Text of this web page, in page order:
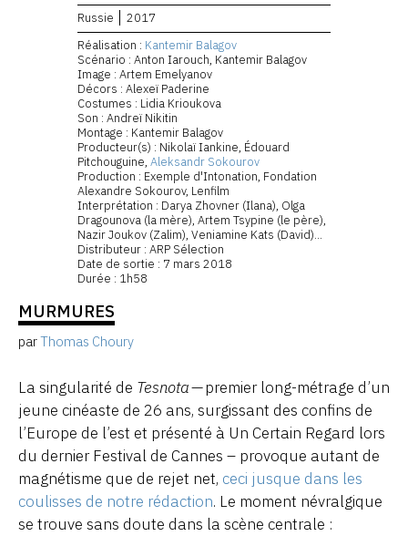
Russie
2017
Réalisation : Kantemir Balagov
Scénario : Anton Iarouch, Kantemir Balagov
Image : Artem Emelyanov
Décors : Alexeï Paderine
Costumes : Lidia Krioukova
Son : Andreï Nikitin
Montage : Kantemir Balagov
Producteur(s) : Nikolaï Iankine, Édouard
Pitchouguine, Aleksandr Sokourov
Production : Exemple d'Intonation, Fondation
Alexandre Sokourov, Lenfilm
Interprétation : Darya Zhovner (Ilana), Olga
Dragounova (la mère), Artem Tsypine (le père),
Nazir Joukov (Zalim), Veniamine Kats (David)...
Distributeur : ARP Sélection
Date de sortie : 7 mars 2018
Durée : 1h58
MURMURES
parThomas Choury
La singularité de Tesnota— premier long-métrage d’un
jeune cinéaste de 26 ans, surgissant des confins de
l’Europe de l’est et présenté à Un Certain Regard lors
du dernier Festival de Cannes – provoque autant de
magnétisme que de rejet net, ceci jusque dans les
coulisses de notre rédaction. Le moment névralgique
se trouve sans doute dans la scène centrale :